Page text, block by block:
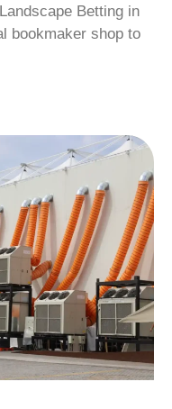
Betting in
bookmaker shop to